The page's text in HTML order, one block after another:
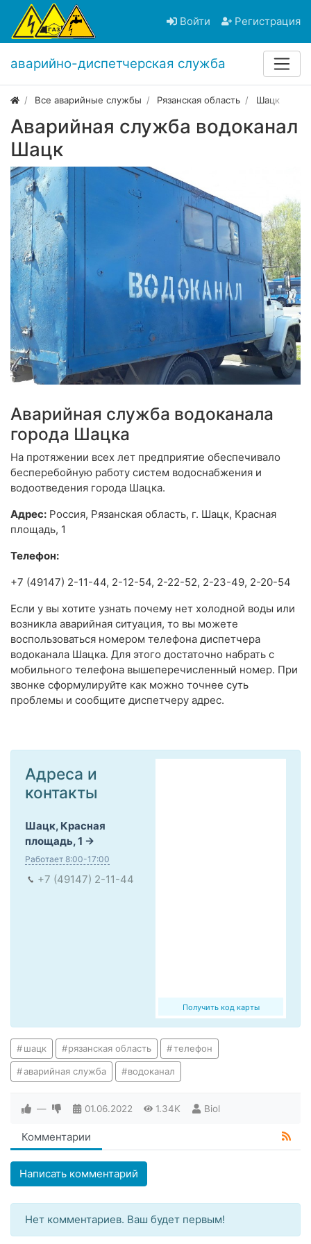
Войти Регистрация
аварийно-диспетчерская служба
Все аварийные службы Рязанская область Шацк
Аварийная служба водоканал
Шацк
Аварийная служба водоканала
города Шацка
На протяжении всех лет предприятие обеспечивало
бесперебойную работу систем водоснабжения и
водоотведения города Шацка.
Адрес: Россия, Рязанская область, г. Шацк, Красная
площадь, 1
Телефон:
+7 (49147) 2-11-44, 2-12-54, 2-22-52, 2-23-49, 2-20-54
Если у вы хотите узнать почему нет холодной воды или
возникла аварийная ситуация, то вы можете
воспользоваться номером телефона диспетчера
водоканала Шацка. Для этого достаточно набрать с
мобильного телефона вышеперечисленный номер. При
звонке сформулируйте как можно точнее суть
проблемы и сообщите диспетчеру адрес.
Получить код карты
Адреса и
контакты
Шацк, Красная
площадь, 1
Работает 8:00-17:00
+7 (49147) 2-11-44
шацк рязанская область телефон
аварийная служба водоканал
— 01.06.2022 1.34K Biol
Комментарии
Написать комментарий
Нет комментариев. Ваш будет первым!